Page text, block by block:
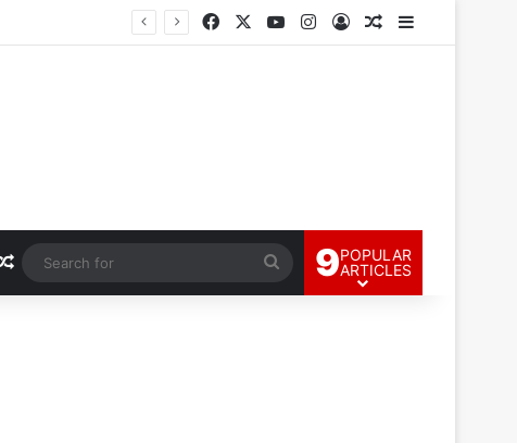
FacebookYouTubeInstagram
Log InRandom Article
Sidebar
Random Article
Search
for
9POPULAR
ARTICLES